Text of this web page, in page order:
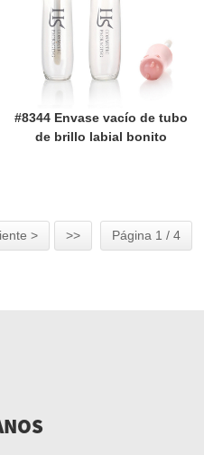
#8344 Envase vacío de tubo
de brillo labial bonito
> >> Página 1 / 4